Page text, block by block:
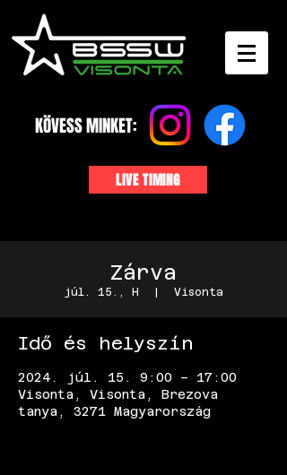
KÖVESS MINKET:
LIVE TIMING
Zárva
júl. 15., H Visonta
Idő és helyszín
2024. júl. 15. 9:00 – 17:00
Visonta, Visonta, Brezova
tanya, 3271 Magyarország